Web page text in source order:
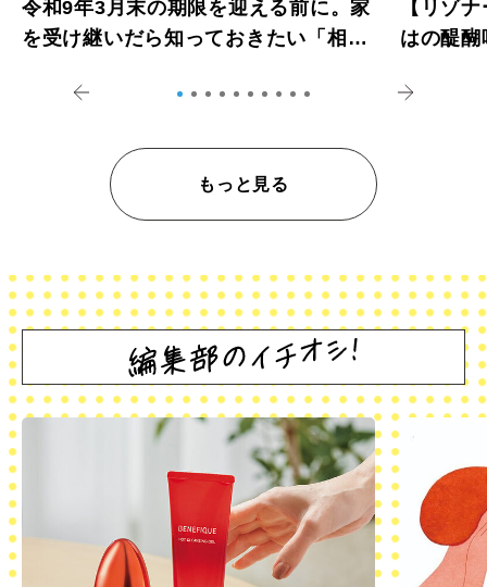
令和9年3月末の期限を迎える前に。家
を受け継いだら知っておきたい「相続
【リゾ
はの醍
もっと見る